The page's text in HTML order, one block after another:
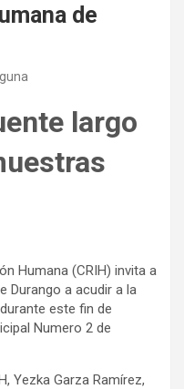
de
largo
Humana (CRIH) invita a
Durango a acudir a la
este fin de
Numero 2 de
Yezka Garza Ramírez,